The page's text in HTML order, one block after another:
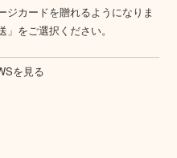
ジカードを贈れるようになりま
をご選択ください。
を見る